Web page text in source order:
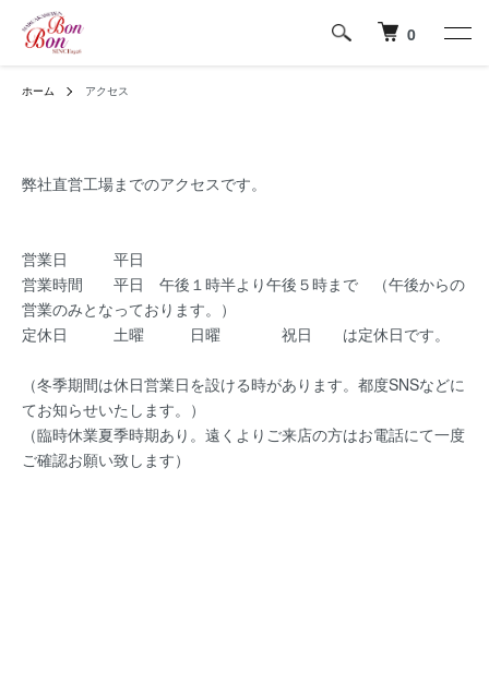
0
ホーム アクセス
弊社直営工場までのアクセスです。
営業日 平日
営業時間 平日 午後１時半より午後５時まで （午後からの
営業のみとなっております。）
定休日 土曜 日曜 祝日 は定休日です。
（冬季期間は休日営業日を設ける時があります。都度SNSなどに
てお知らせいたします。）
（臨時休業夏季時期あり。遠くよりご来店の方はお電話にて一度
ご確認お願い致します）